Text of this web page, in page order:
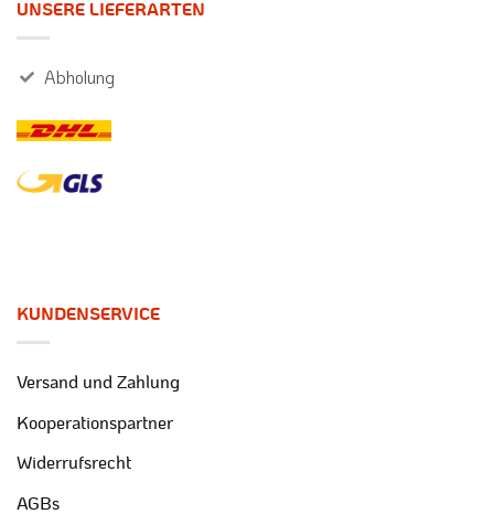
UNSERE LIEFERARTEN
Abholung
KUNDENSERVICE
Versand und Zahlung
Kooperationspartner
Widerrufsrecht
AGBs